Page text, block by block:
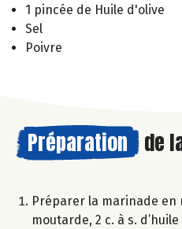
1 pincée de Huile d'olive
Sel
Poivre
Préparation de
Préparer la marinade en
moutarde, 2 c. à s. d’huile